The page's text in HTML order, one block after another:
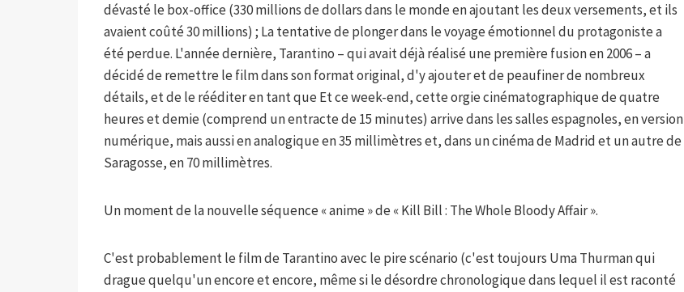
dévasté le box-office (330 millions de dollars dans le monde en ajoutant les deux versements, et ils
avaient coûté 30 millions) ; La tentative de plonger dans le voyage émotionnel du protagoniste a
été perdue. L'année dernière, Tarantino – qui avait déjà réalisé une première fusion en 2006 – a
décidé de remettre le film dans son format original, d'y ajouter et de peaufiner de nombreux
détails, et de le rééditer en tant que Et ce week-end, cette orgie cinématographique de quatre
heures et demie (comprend un entracte de 15 minutes) arrive dans les salles espagnoles, en version
numérique, mais aussi en analogique en 35 millimètres et, dans un cinéma de Madrid et un autre de
Saragosse, en 70 millimètres.
Un moment de la nouvelle séquence « anime » de « Kill Bill : The Whole Bloody Affair ».
C'est probablement le film de Tarantino avec le pire scénario (c'est toujours Uma Thurman qui
drague quelqu'un encore et encore, même si le désordre chronologique dans lequel il est raconté